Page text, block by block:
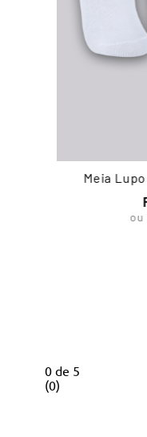
Meia
ou
0 de 5
(0)